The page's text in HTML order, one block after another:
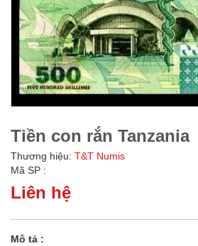
Tiền con rắn Tanzania
Thương hiệu: T&T Numis
Mã SP :
Liên hệ
Mô tả :